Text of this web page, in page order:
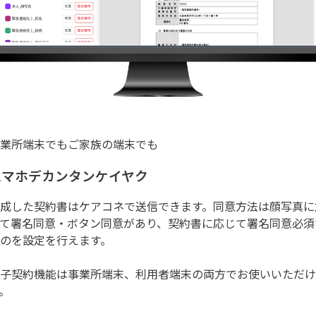
所端末でもご家族の端末でも
ホデカンタンケイヤク
した契約書はケアコネで送信できます。同意方法は顔写真
署名同意・ボタン同意があり、契約書に応じて署名同意必
を設定を行えます。
契約機能は事業所端末、利用者端末の両方でお使いいただ